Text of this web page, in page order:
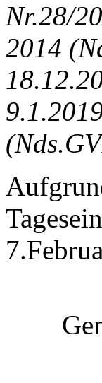
Nr.28/
2014